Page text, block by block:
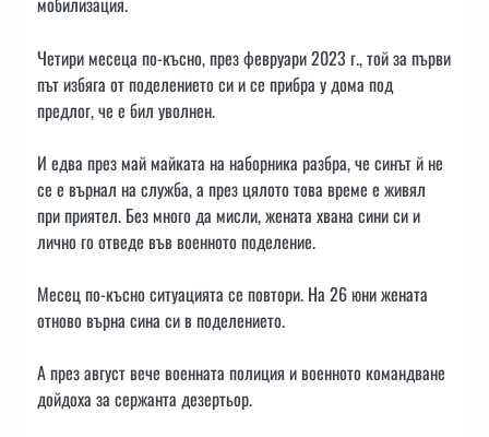
Четири месеца по-късно, през февруари 2023 г., той за първи
път избяга от поделението си и се прибра у дома под
предлог, че е бил уволнен.
И едва през май майката на наборника разбра, че синът й не
се е върнал на служба, а през цялото това време е живял
при приятел. Без много да мисли, жената хвана сини си и
лично го отведе във военното поделение.
Месец по-късно ситуацията се повтори. На 26 юни жената
отново върна сина си в поделението.
А през август вече военната полиция и военното командване
дойдоха за сержанта дезертьор.